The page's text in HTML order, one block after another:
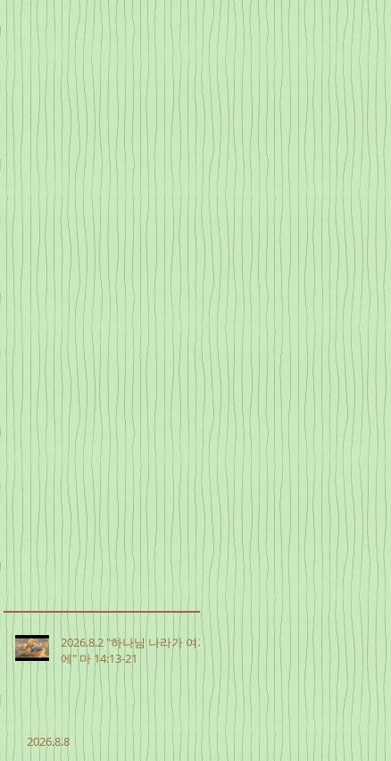
2026.8.2 "하나님 나라가 여기
에" 마 14:13-21
2026.8.8